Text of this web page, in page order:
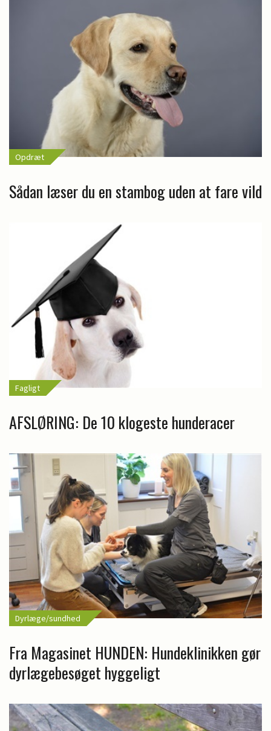
Opdræt
Sådan læser du en stambog uden at fare vild
Fagligt
AFSLØRING: De 10 klogeste hunderacer
Dyrlæge/sundhed
Fra Magasinet HUNDEN: Hundeklinikken gør
dyrlægebesøget hyggeligt